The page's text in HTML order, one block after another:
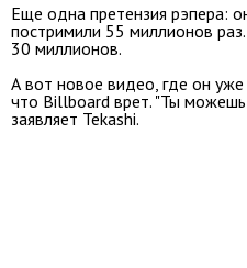
Еще одна претензия рэпера:
постримили 55 миллионов
30 миллионов.
А вот новое видео, где он
что Billboard врет. "Ты можешь
заявляет Tekashi.